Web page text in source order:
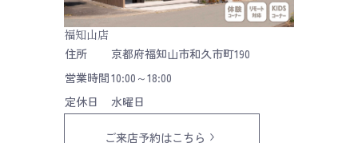
福知山店
住所
京都府福知山市和久市町190
営業時間10:00～18:00
定休日
水曜日
ご来店予約はこちら